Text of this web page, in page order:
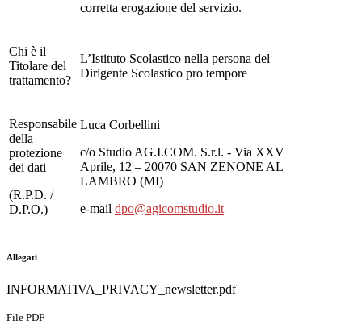
corretta erogazione del servizio.
Chi è il
Titolare del
trattamento?
L’Istituto Scolastico nella persona del
Dirigente Scolastico pro tempore
Responsabile
della
protezione
dei dati
(R.P.D. /
D.P.O.)
Luca Corbellini
c/o Studio AG.I.COM. S.r.l. - Via XXV
Aprile, 12 – 20070 SAN ZENONE AL
LAMBRO (MI)
e-mail dpo@agicomstudio.it
Allegati
INFORMATIVA_PRIVACY_newsletter.pdf
File PDF